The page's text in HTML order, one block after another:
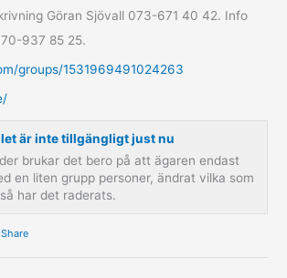
Göran Sjövall 073-671 40 42. Info
937 85 25.
groups/1531969491024263
är inte tillgängligt just nu
brukar det bero på att ägaren endast
en liten grupp personer, ändrat vilka som
har det raderats.
Share